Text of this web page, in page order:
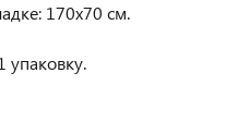
170х70 см.
упаковку.